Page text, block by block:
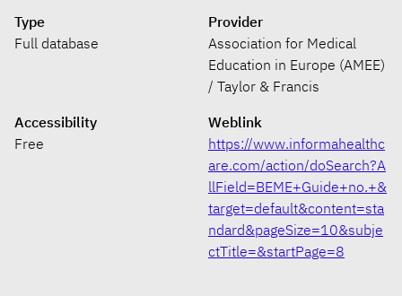
Type
Full database
Provider
Association for Medical
Education in Europe (AMEE)
/ Taylor & Francis
Accessibility
Free
Weblink
https://www.informahealthc
are.com/action/doSearch?A
llField=BEME+Guide+no.+&
target=default&content=sta
ndard&pageSize=10&subje
ctTitle=&startPage=8